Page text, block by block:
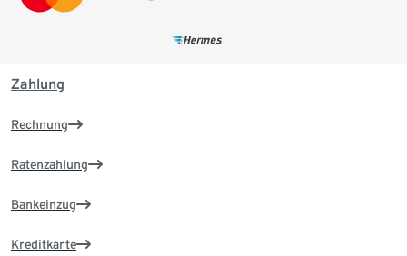
Zahlung
Rechnung
Ratenzahlung
Bankeinzug
Kreditkarte